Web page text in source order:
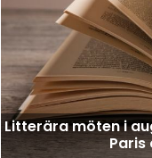
Litterära möten i
Paris